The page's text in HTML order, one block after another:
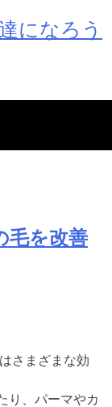
になろう
毛を改善
さまざまな効
り、パーマやカ